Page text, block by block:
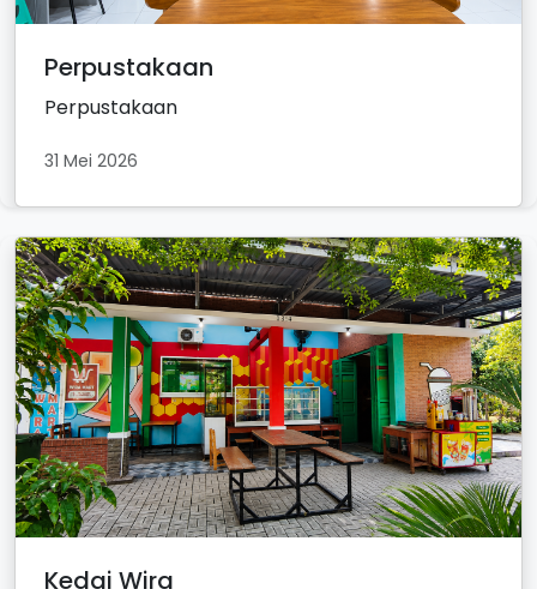
Perpustakaan
Perpustakaan
31 Mei 2026
Kedai Wira